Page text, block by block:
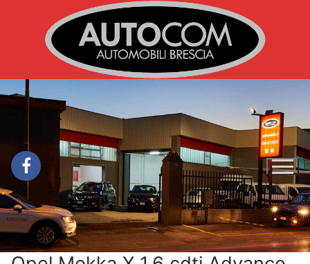
contenuto